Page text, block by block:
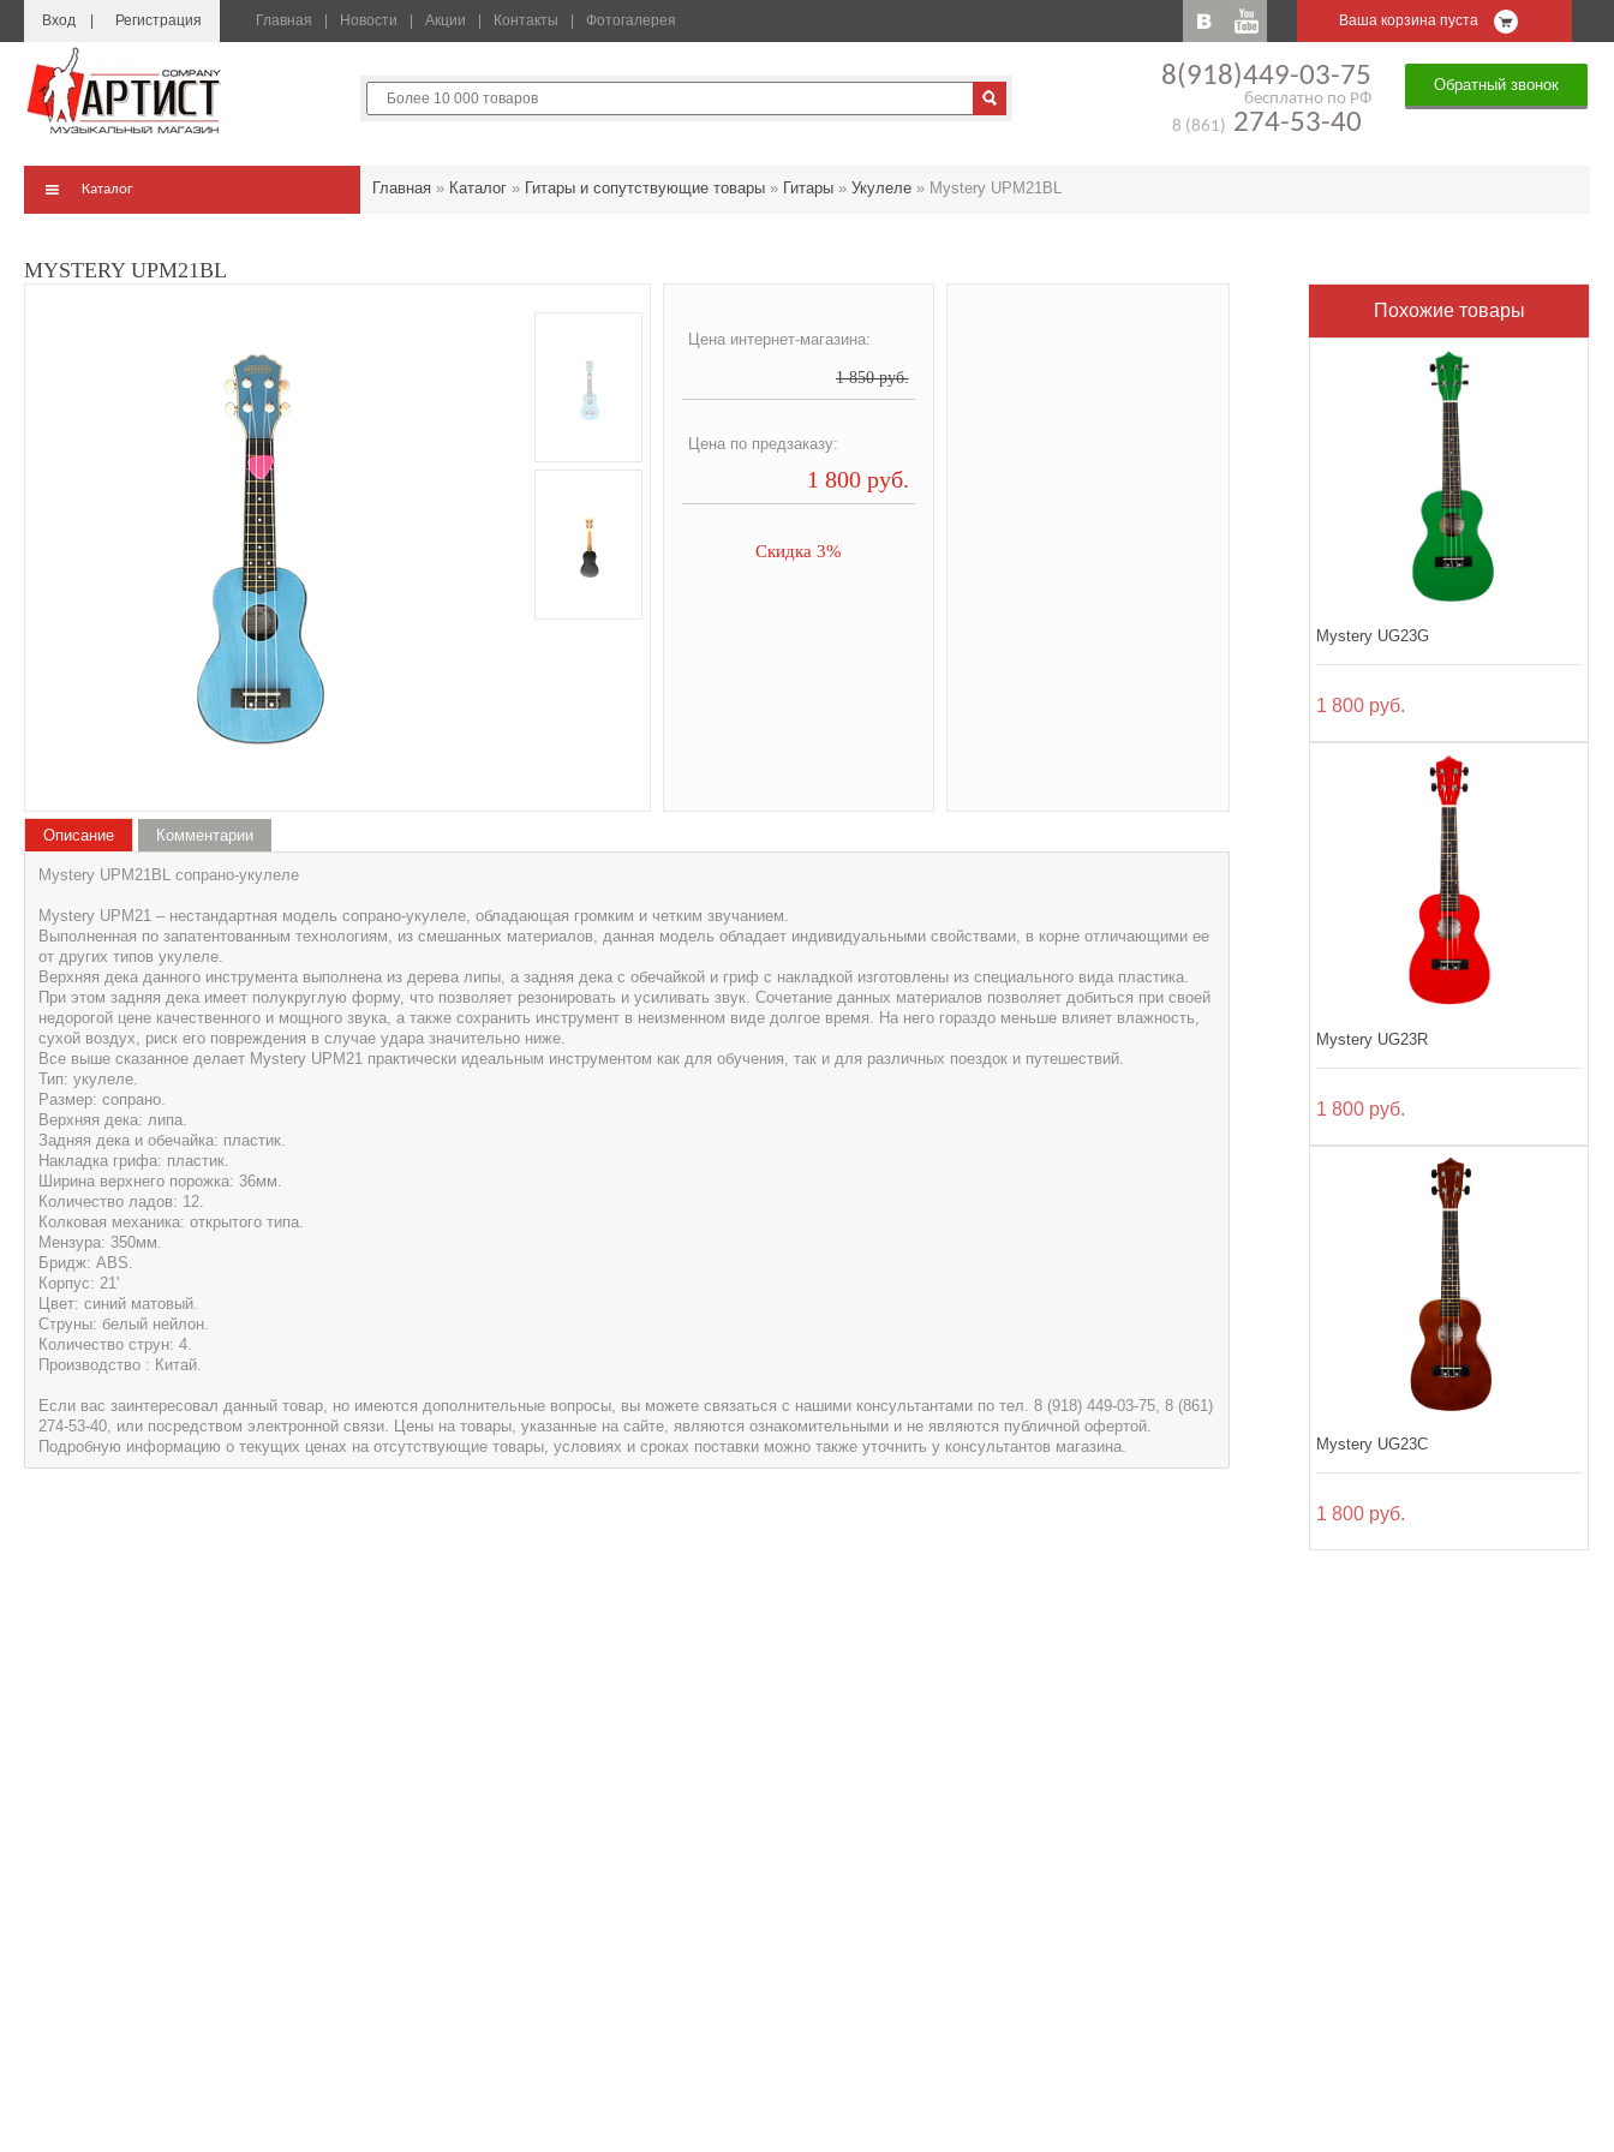
Вход Регистрация Главная Новости Акции Контакты Фотогалерея Ваша корзина пуста
8(918)449-03-75
бесплатно по РФ
8 (861) 274-53-40
Обратный звонок
Каталог Главная » Каталог » Гитары и сопутствующие товары » Гитары » Укулеле » Mystery UPM21BL
MYSTERY UPM21BL
Цена интернет-магазина:
1 850 руб.
Цена по предзаказу:
1 800 руб.
Скидка 3%
Похожие товары
Mystery UG23G
1 800 руб.
Mystery UG23R
1 800 руб.
Mystery UG23C
1 800 руб.
Описание
Mystery UPM21BL сопрано-укулеле
Mystery UPM21 – нестандартная модель сопрано-укулеле, обладающая громким и четким звучанием.
Выполненная по запатентованным технологиям, из смешанных материалов, данная модель обладает индивидуальными свойствами, в корне отличающими ее
от других типов укулеле.
Верхняя дека данного инструмента выполнена из дерева липы, а задняя дека с обечайкой и гриф с накладкой изготовлены из специального вида пластика.
При этом задняя дека имеет полукруглую форму, что позволяет резонировать и усиливать звук. Сочетание данных материалов позволяет добиться при своей
недорогой цене качественного и мощного звука, а также сохранить инструмент в неизменном виде долгое время. На него гораздо меньше влияет влажность,
сухой воздух, риск его повреждения в случае удара значительно ниже.
Все выше сказанное делает Mystery UPM21 практически идеальным инструментом как для обучения, так и для различных поездок и путешествий.
Тип: укулеле.
Размер: сопрано.
Верхняя дека: липа.
Задняя дека и обечайка: пластик.
Накладка грифа: пластик.
Ширина верхнего порожка: 36мм.
Количество ладов: 12.
Колковая механика: открытого типа.
Мензура: 350мм.
Бридж: ABS.
Корпус: 21'
Цвет: синий матовый.
Струны: белый нейлон.
Количество струн: 4.
Производство : Китай.
Если вас заинтересовал данный товар, но имеются дополнительные вопросы, вы можете связаться с нашими консультантами по тел. 8 (918) 449-03-75, 8 (861)
274-53-40, или посредством электронной связи. Цены на товары, указанные на сайте, являются ознакомительными и не являются публичной офертой.
Подробную информацию о текущих ценах на отсутствующие товары, условиях и сроках поставки можно также уточнить у консультантов магазина.
Комментарии